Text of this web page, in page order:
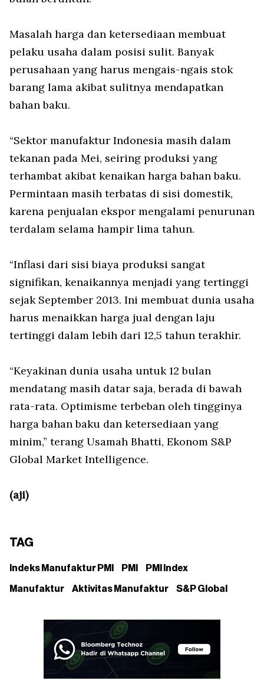
Masalah harga dan ketersediaan membuat
pelaku usaha dalam posisi sulit. Banyak
perusahaan yang harus mengais-ngais stok
barang lama akibat sulitnya mendapatkan
bahan baku.
“Sektor manufaktur Indonesia masih dalam
tekanan pada Mei, seiring produksi yang
terhambat akibat kenaikan harga bahan baku.
Permintaan masih terbatas di sisi domestik,
karena penjualan ekspor mengalami penurunan
terdalam selama hampir lima tahun.
“Inflasi dari sisi biaya produksi sangat
signifikan, kenaikannya menjadi yang tertinggi
sejak September 2013. Ini membuat dunia usaha
harus menaikkan harga jual dengan laju
tertinggi dalam lebih dari 12,5 tahun terakhir.
“Keyakinan dunia usaha untuk 12 bulan
mendatang masih datar saja, berada di bawah
rata-rata. Optimisme terbeban oleh tingginya
harga bahan baku dan ketersediaan yang
minim,” terang Usamah Bhatti, Ekonom S&P
Global Market Intelligence.
(aji)
TAG
Indeks Manufaktur PMI PMI PMI Index
Manufaktur Aktivitas Manufaktur S&P Global